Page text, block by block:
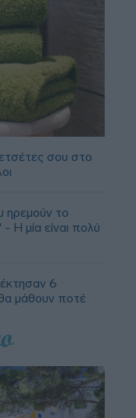
σου στο
ηρεμούν το
Η μία είναι πολύ
6
μάθουν ποτέ